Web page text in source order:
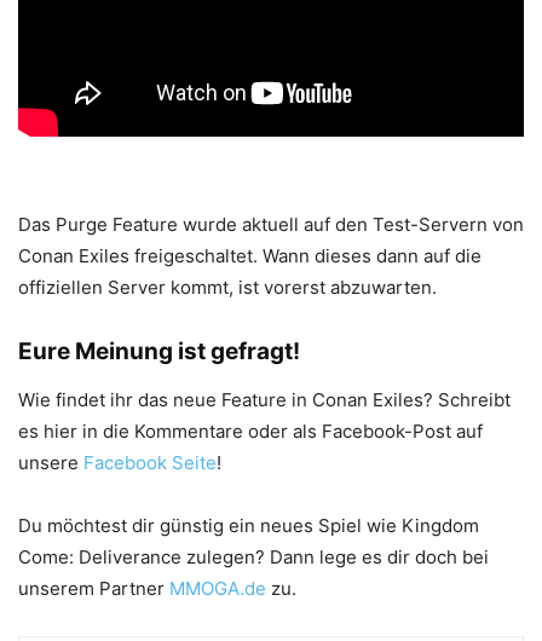
Das Purge Feature wurde aktuell auf den Test-Servern von
Conan Exiles freigeschaltet. Wann dieses dann auf die
offiziellen Server kommt, ist vorerst abzuwarten.
Eure Meinung ist gefragt!
Wie findet ihr das neue Feature in Conan Exiles? Schreibt
es hier in die Kommentare oder als Facebook-Post auf
unsere Facebook Seite!
Du möchtest dir günstig ein neues Spiel wie Kingdom
Come: Deliverance zulegen? Dann lege es dir doch bei
unserem Partner MMOGA.de zu.